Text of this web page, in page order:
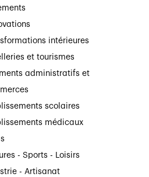
intérieures
et tourismes
administratifs et
scolaires
médicaux
- Sports - Loisirs
- Artisanat